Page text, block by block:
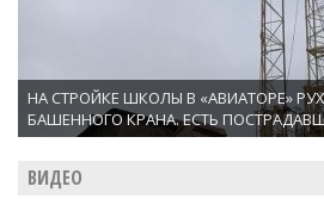
НА СТРОЙКЕ ШКОЛЫ В «АВИАТОРЕ»
БАШЕННОГО КРАНА. ЕСТЬ
ВИДЕО